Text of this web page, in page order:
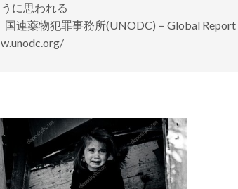
うに思われる
国連薬物犯罪事務所(UNODC)－Global
w.unodc.org/